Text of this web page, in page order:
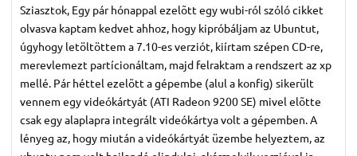
Sziasztok, Egy pár hónappal ezelõtt egy wubi-ról szóló cikket
olvasva kaptam kedvet ahhoz, hogy kipróbáljam az Ubuntut,
úgyhogy letöltöttem a 7.10-es verziót, kiírtam szépen CD-re,
merevlemezt partícionáltam, majd felraktam a rendszert az xp
mellé. Pár héttel ezelõtt a gépembe (alul a konfig) sikerült
vennem egy videókártyát (ATI Radeon 9200 SE) mivel elõtte
csak egy alaplapra integrált videókártya volt a gépemben. A
lényeg az, hogy miután a videókártyát üzembe helyeztem, az